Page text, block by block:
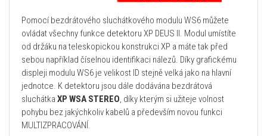
Pomocí bezdrátového sluchátkového modulu WS6 můžete
ovládat všechny funkce detektoru XP DEUS II. Modul umístíte
od držáku na teleskopickou konstrukci XP a máte tak před
sebou například číselnou identifikaci nálezů. Díky grafickému
displeji modulu WS6 je velikost ID stejně velká jako na hlavní
jednotce. K detektoru jsou dále dodávána bezdrátová
sluchátka XP WSA STEREO, díky kterým si užiteje volnost
pohybu bez jakýchkoliv kabelů a především novou funkci
MULTIZPRACOVÁNÍ.